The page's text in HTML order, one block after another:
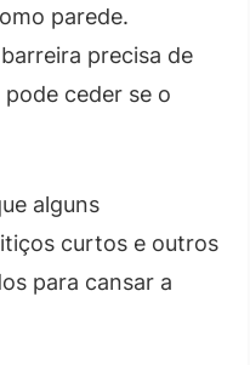
parede.
precisa de
ceder se o
alguns
curtos e outros
para cansar a